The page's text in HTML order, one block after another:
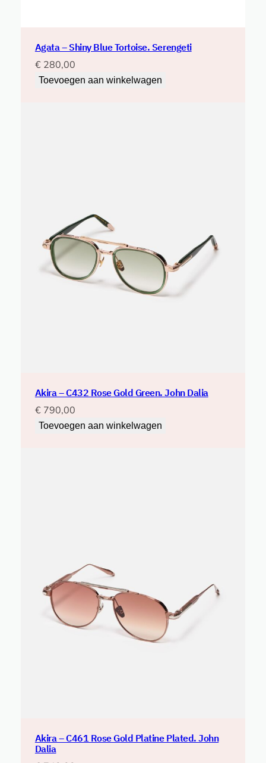
Agata – Shiny Blue Tortoise. Serengeti
€280,00
Toevoegen aan winkelwagen
Akira – C432 Rose Gold Green. John Dalia
€790,00
Toevoegen aan winkelwagen
Akira – C461 Rose Gold Platine Plated. John
Dalia